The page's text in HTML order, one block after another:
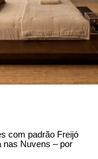
com padrão Freijó
nas Nuvens – por